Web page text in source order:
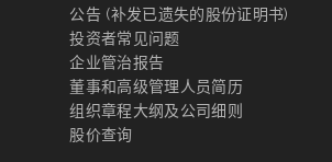
公告 (补发已遗失的股份证明书)
投资者常见问题
企业管治报告
董事和高级管理人员简历
组织章程大纲及公司细则
股价查询